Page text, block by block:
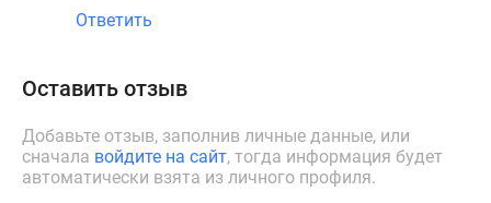
Ответить
Оставить отзыв
Добавьте отзыв, заполнив личные данные, или
сначала войдите на сайт, тогда информация будет
автоматически взята из личного профиля.